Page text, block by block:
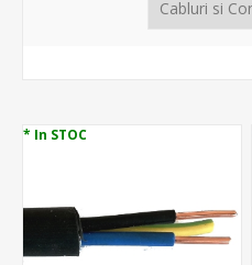
* In STOC